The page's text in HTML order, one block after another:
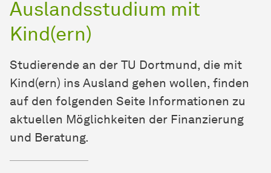
Auslandsstudium mit
Kind(ern)
Studierende an der TU Dortmund, die mit
Kind(ern) ins Ausland gehen wollen, finden
auf den folgenden Seite Informationen zu
aktuellen Möglichkeiten der Finanzierung
und Beratung.